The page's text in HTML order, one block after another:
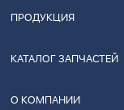
ПРОДУКЦИЯ
КАТАЛОГ ЗАПЧАСТЕЙ
О КОМПАНИИ